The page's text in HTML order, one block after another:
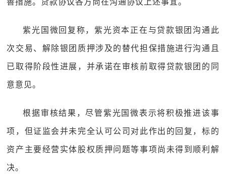
善措施。贷款协议各方尚在沟通协议上述事宜。
紫光国微回复称，紫光资本正在与贷款银团沟通此
次交易、解除银团质押涉及的替代担保措施进行沟通且
已取得阶段性进展，并承诺在审核前取得贷款银团的同
意意见。
根据审核结果，尽管紫光国微表示将积极推进该事
项，但证监会并未完全认可公司对此作出的回复，标的
资产主要经营实体股权质押问题等事项尚未得到顺利解
决。